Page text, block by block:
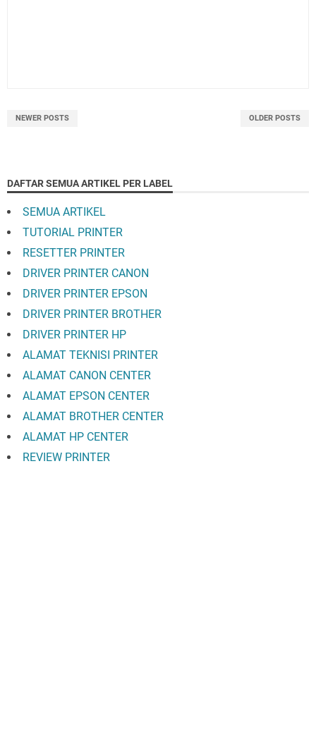
NEWER POSTS OLDER POSTS
DAFTAR SEMUA ARTIKEL PER LABEL
SEMUA ARTIKEL
TUTORIAL PRINTER
RESETTER PRINTER
DRIVER PRINTER CANON
DRIVER PRINTER EPSON
DRIVER PRINTER BROTHER
DRIVER PRINTER HP
ALAMAT TEKNISI PRINTER
ALAMAT CANON CENTER
ALAMAT EPSON CENTER
ALAMAT BROTHER CENTER
ALAMAT HP CENTER
REVIEW PRINTER